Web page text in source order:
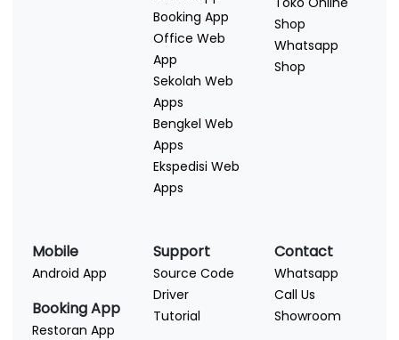
Booking App
Office Web
App
Sekolah Web
Apps
Bengkel Web
Apps
Ekspedisi Web
Apps
Shop
Whatsapp
Shop
Mobile
Android App
Booking App
Restoran App
Support
Source Code
Driver
Tutorial
Contact
Whatsapp
Call Us
Showroom